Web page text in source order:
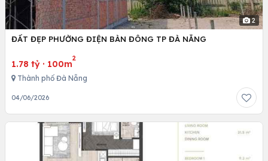
2
ĐẤT ĐẸP PHƯỜNG ĐIỆN BÀN ĐÔNG TP ĐÀ NẴNG
1.78 tỷ · 100m
2
Thành phố Đà Nẵng
04/06/2026